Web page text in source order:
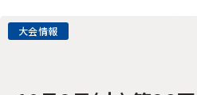
大会情報